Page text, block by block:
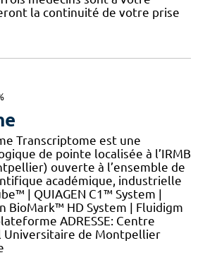
la continuité de votre prise
Transcriptome est une
de pointe localisée à l’IRMB
ouverte à l’ensemble de
académique, industrielle
| QUIAGEN C1™ System |
BioMark™ HD System | Fluidigm
ADRESSE: Centre
Universitaire de Montpellier